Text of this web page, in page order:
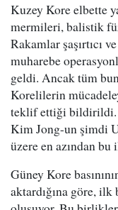
Kuzey Kore elbette
mermileri, balistik
Rakamlar şaşırtıcı
muharebe
geldi. Ancak tüm
Korelilerin
teklif ettiği bildirildi.
Kim Jong-un şimdi
üzere en azından
Güney Kore
aktardığına göre,